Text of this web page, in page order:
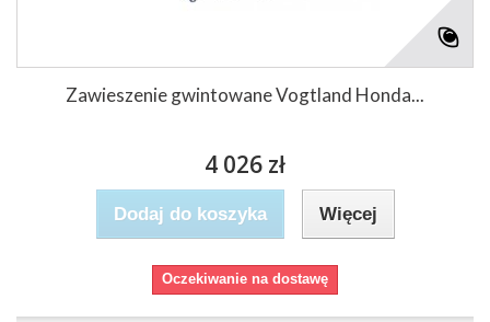
Zawieszenie gwintowane Vogtland Honda...
4 026 zł
Dodaj do koszyka Więcej
Oczekiwanie na dostawę